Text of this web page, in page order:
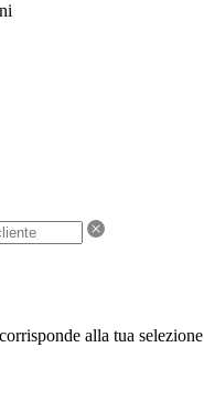
alla tua selezione